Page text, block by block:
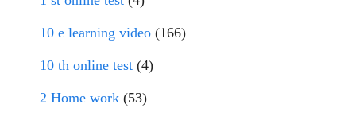
10 e learning video (166)
10 th online test (4)
2 Home work (53)